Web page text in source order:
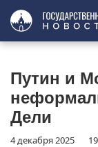
Путин и
Дели
4 декабря 2025